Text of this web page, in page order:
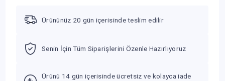
Ürününüz 20 gün içerisinde teslim edilir
Senin İçin Tüm Siparişlerini Özenle Hazırlıyoruz
Ürünü 14 gün içerisinde ücretsiz ve kolayca iade